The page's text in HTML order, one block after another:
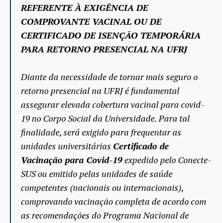
REFERENTE À EXIGÊNCIA DE
COMPROVANTE VACINAL OU DE
CERTIFICADO DE ISENÇÃO TEMPORÁRIA
PARA RETORNO PRESENCIAL NA UFRJ
Diante da necessidade de tornar mais seguro o
retorno presencial na UFRJ é fundamental
assegurar elevada cobertura vacinal para covid-
19 no Corpo Social da Universidade. Para tal
finalidade, será exigido para frequentar as
unidades universitárias Certificado de
Vacinação para Covid-19expedido pelo Conecte-
SUS ou emitido pelas unidades de saúde
competentes (nacionais ou internacionais),
comprovando vacinação completa de acordo com
as recomendações do Programa Nacional de